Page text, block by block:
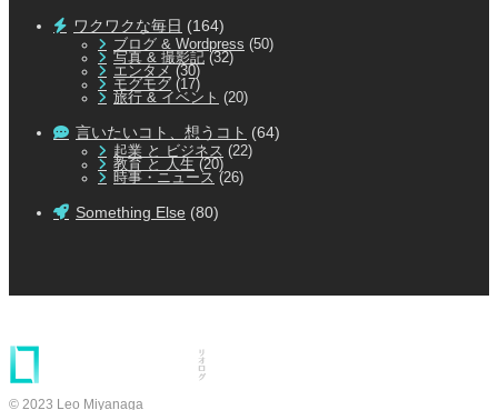
ワクワクな毎日 (164)
ブログ & Wordpress (50)
写真 & 撮影記 (32)
エンタメ (30)
モグモグ (17)
旅行 & イベント (20)
言いたいコト、想うコト (64)
起業 と ビジネス (22)
教育 と 人生 (20)
時事・ニュース (26)
Something Else (80)
© 2023 Leo Miyanaga